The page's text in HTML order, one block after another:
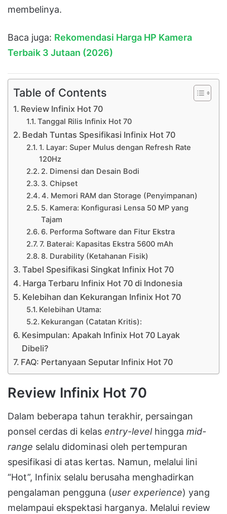
membelinya.
Baca juga: Rekomendasi Harga HP Kamera
Terbaik 3 Jutaan (2026)
Table of Contents
Review Infinix Hot 70
Tanggal Rilis Infinix Hot 70
Bedah Tuntas Spesifikasi Infinix Hot 70
1. Layar: Super Mulus dengan Refresh Rate
120Hz
2. Dimensi dan Desain Bodi
3. Chipset
4. Memori RAM dan Storage (Penyimpanan)
5. Kamera: Konfigurasi Lensa 50 MP yang
Tajam
6. Performa Software dan Fitur Ekstra
7. Baterai: Kapasitas Ekstra 5600 mAh
8. Durability (Ketahanan Fisik)
Tabel Spesifikasi Singkat Infinix Hot 70
Harga Terbaru Infinix Hot 70 di Indonesia
Kelebihan dan Kekurangan Infinix Hot 70
Kelebihan Utama:
Kekurangan (Catatan Kritis):
Kesimpulan: Apakah Infinix Hot 70 Layak
Dibeli?
FAQ: Pertanyaan Seputar Infinix Hot 70
Review Infinix Hot 70
Dalam beberapa tahun terakhir, persaingan
ponsel cerdas di kelas entry-levelhingga mid-
range selalu didominasi oleh pertempuran
spesifikasi di atas kertas. Namun, melalui lini
“Hot”, Infinix selalu berusaha menghadirkan
pengalaman pengguna (user experience) yang
melampaui ekspektasi harganya. Melalui review